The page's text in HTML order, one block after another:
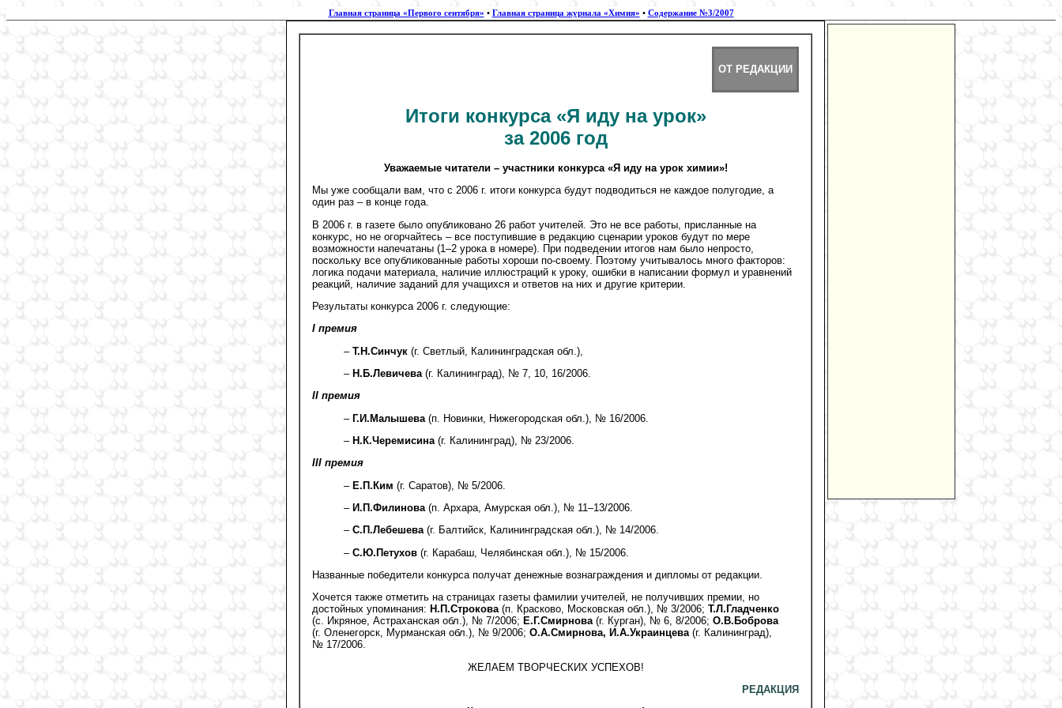
Главная страница «Первого сентября» • Главная страница журнала «Химия» • Содержание №3/2007
ОТ РЕДАКЦИИ
Итоги конкурса «Я иду на урок»
за 2006 год
Уважаемые читатели – участники конкурса «Я иду на урок химии»!
Мы уже сообщали вам, что с 2006 г. итоги конкурса будут подводиться не каждое полугодие, а
один раз – в конце года.
В 2006 г. в газете было опубликовано 26 работ учителей. Это не все работы, присланные на
конкурс, но не огорчайтесь – все поступившие в редакцию сценарии уроков будут по мере
возможности напечатаны (1–2 урока в номере). При подведении итогов нам было непросто,
поскольку все опубликованные работы хороши по-своему. Поэтому учитывалось много факторов:
логика подачи материала, наличие иллюстраций к уроку, ошибки в написании формул и уравнений
реакций, наличие заданий для учащихся и ответов на них и другие критерии.
Результаты конкурса 2006 г. следующие:
I премия
– Т.Н.Синчук (г. Светлый, Калининградская обл.),
– Н.Б.Левичева(г. Калининград), № 7, 10, 16/2006.
II премия
– Г.И.Малышева (п. Новинки, Нижегородская обл.), № 16/2006.
– Н.К.Черемисина(г. Калининград), № 23/2006.
III премия
– Е.П.Ким (г. Саратов), № 5/2006.
– И.П.Филинова(п. Архара, Амурская обл.), № 11–13/2006.
– С.П.Лебешева(г. Балтийск, Калининградская обл.), № 14/2006.
– С.Ю.Петухов (г. Карабаш, Челябинская обл.), № 15/2006.
Названные победители конкурса получат денежные вознаграждения и дипломы от редакции.
Хочется также отметить на страницах газеты фамилии учителей, не получивших премии, но
достойных упоминания: Н.П.Строкова(п. Красково, Московская обл.), № 3/2006; Т.Л.Гладченко
(с. Икряное, Астраханская обл.), № 7/2006; Е.Г.Смирнова(г. Курган), № 6, 8/2006; О.В.Боброва
(г. Оленегорск, Мурманская обл.), № 9/2006; О.А.Смирнова, И.А.Украинцева(г. Калининград),
№ 17/2006.
ЖЕЛАЕМ ТВОРЧЕСКИХ УСПЕХОВ!
РЕДАКЦИЯ